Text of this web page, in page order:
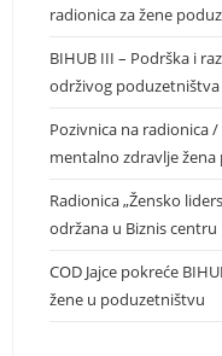
radionica za žene
BIHUB III – Podrška i
održivog
Pozivnica na radionica
mentalno zdravlje žena
Radionica „Žensko
održana u Biznis centru
COD Jajce pokreće
žene u poduzetništvu